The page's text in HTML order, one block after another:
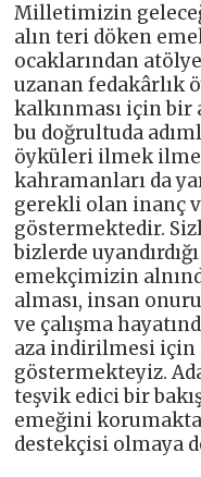
Milletimizin
alın teri döken
ocaklarından
uzanan fedakârlık
kalkınması için bir
bu doğrultuda
öyküleri ilmek
kahramanları da
gerekli olan inanç
göstermektedir.
bizlerde
emekçimizin
alması, insan
ve çalışma
aza indirilmesi için
göstermekteyiz.
teşvik edici bir
emeğini
destekçisi olmaya